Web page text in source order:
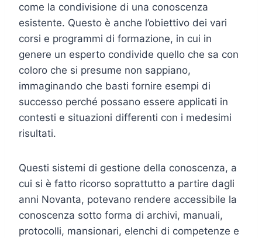
come la condivisione di una conoscenza
esistente. Questo è anche l’obiettivo dei vari
corsi e programmi di formazione, in cui in
genere un esperto condivide quello che sa con
coloro che si presume non sappiano,
immaginando che basti fornire esempi di
successo perché possano essere applicati in
contesti e situazioni differenti con i medesimi
risultati.
Questi sistemi di gestione della conoscenza, a
cui si è fatto ricorso soprattutto a partire dagli
anni Novanta, potevano rendere accessibile la
conoscenza sotto forma di archivi, manuali,
protocolli, mansionari, elenchi di competenze e